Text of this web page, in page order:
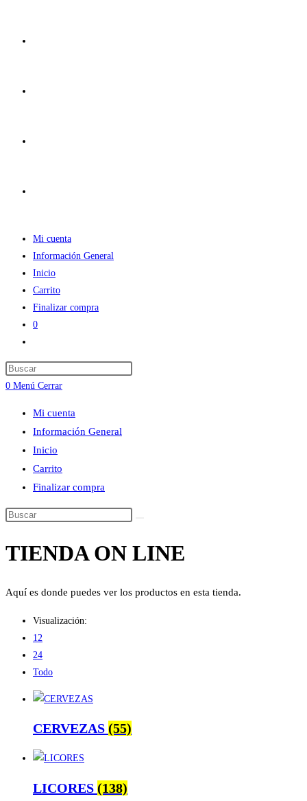
Mi cuenta
Información General
Inicio
Carrito
Finalizar compra
0
de
la
web
0 Menú Cerrar
Mi cuenta
Información General
Inicio
Carrito
Finalizar compra
Buscar
esta
TIENDA ON LINE
Aquí es donde puedes ver los productos en esta tienda.
Visualización:
12
24
Todo
CERVEZAS (55)
LICORES (138)